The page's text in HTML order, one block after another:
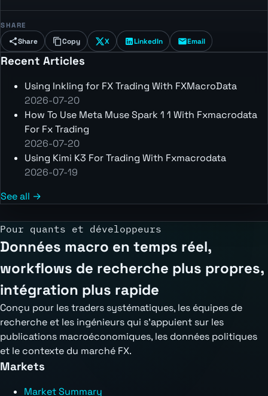
SHARE
Share Copy X LinkedIn Email
Recent Articles
Using Inkling for FX Trading With FXMacroData
2026-07-20
How To Use Meta Muse Spark 1 1 With Fxmacrodata
For Fx Trading
2026-07-20
Using Kimi K3 For Trading With Fxmacrodata
2026-07-19
See all →
Pour quants et développeurs
Données macro en temps réel,
workflows de recherche plus propres,
intégration plus rapide
Conçu pour les traders systématiques, les équipes de
recherche et les ingénieurs qui s'appuient sur les
publications macroéconomiques, les données politiques
et le contexte du marché FX.
Markets
Market Summary